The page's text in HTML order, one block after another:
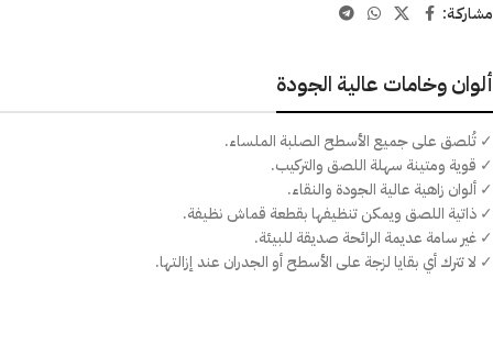
مشاركـة:
ألوان وخامات عالية الجودة
✓ تُلصق على جميع الأسطح الصلبة الملساء.
✓ قوية ومتينة سهلة اللصق والتركيب.
✓ ألوان زاهية عالية الجودة والنقاء.
✓ ذاتية اللصق ويمكن تنظيفها بقطعة قماش نظيفة.
✓ غير سامة عديمة الرائحة صديقة للبيئة.
✓ لا تترك أي بقايا لزجة على الأسطح أو الجدران عند إزالتها.